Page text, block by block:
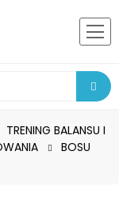
TRENING BALANSU I
BOSU